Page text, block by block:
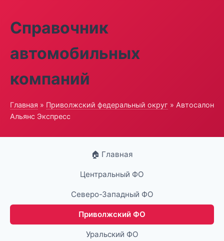
Справочник
автомобильных
компаний
Главная » Приволжский федеральный округ » Автосалон
Альянс Экспресс
🏠 Главная
Центральный ФО
Северо-Западный ФО
Приволжский ФО
Уральский ФО